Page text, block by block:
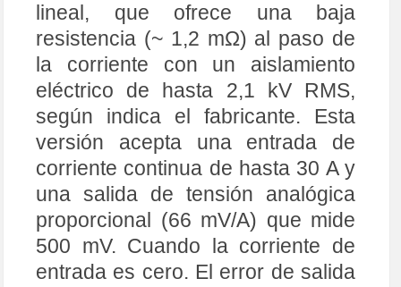
lineal, que ofrece una baja
resistencia (~ 1,2 mΩ) al paso de
la corriente con un aislamiento
eléctrico de hasta 2,1 kV RMS,
según indica el fabricante. Esta
versión acepta una entrada de
corriente continua de hasta 30 A y
una salida de tensión analógica
proporcional (66 mV/A) que mide
500 mV. Cuando la corriente de
entrada es cero. El error de salida